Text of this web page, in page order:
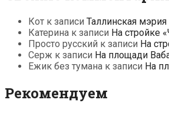
Кот к записи Таллинская
Катерина к записи На стройке
Просто русский к записи На
Серж к записи На площади
Ежик без тумана к записи На
Рекомендуем